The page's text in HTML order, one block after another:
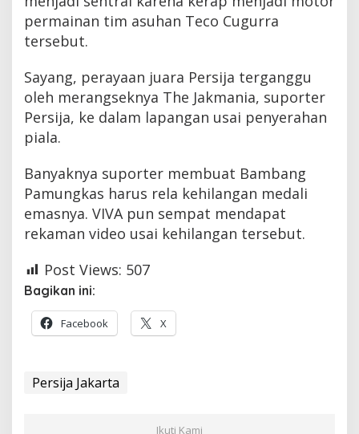
permainan tim asuhan Teco Cugurra
tersebut.
Sayang, perayaan juara Persija terganggu
oleh merangseknya The Jakmania, suporter
Persija, ke dalam lapangan usai penyerahan
piala.
Banyaknya suporter membuat Bambang
Pamungkas harus rela kehilangan medali
emasnya. VIVA pun sempat mendapat
rekaman video usai kehilangan tersebut.
Post Views: 507
Bagikan ini:
Facebook X
Persija Jakarta
Ikuti Kami